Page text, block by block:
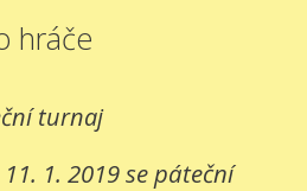
hráče
turnaj
1. 2019 se páteční